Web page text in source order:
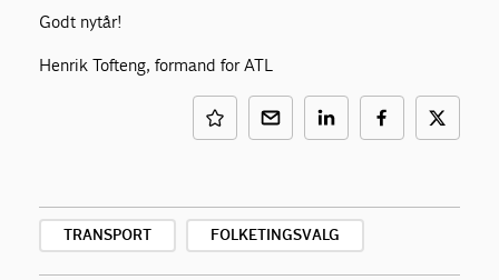
Godt nytår!
Henrik Tofteng, formand for ATL
TRANSPORT FOLKETINGSVALG